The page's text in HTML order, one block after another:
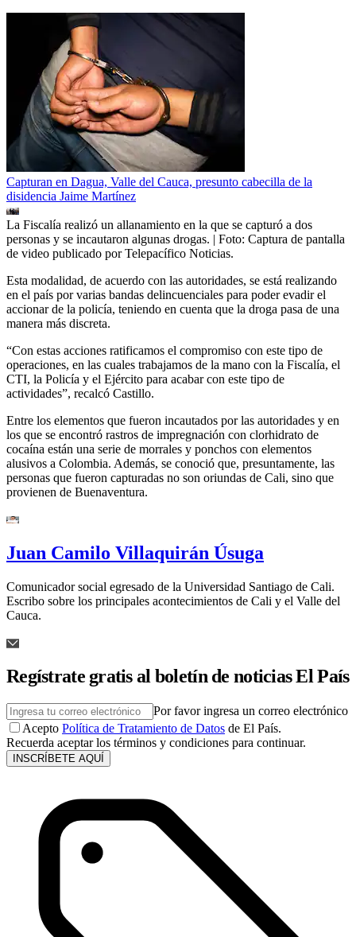
Capturan en Dagua, Valle del Cauca, presunto cabecilla de la
disidencia Jaime Martínez
La Fiscalía realizó un allanamiento en la que se capturó a dos
personas y se incautaron algunas drogas. | Foto: Captura de pantalla
de video publicado por Telepacífico Noticias.
Esta modalidad, de acuerdo con las autoridades, se está realizando
en el país por varias bandas delincuenciales para poder evadir el
accionar de la policía, teniendo en cuenta que la droga pasa de una
manera más discreta.
“Con estas acciones ratificamos el compromiso con este tipo de
operaciones, en las cuales trabajamos de la mano con la Fiscalía, el
CTI, la Policía y el Ejército para acabar con este tipo de
actividades”, recalcó Castillo.
Entre los elementos que fueron incautados por las autoridades y en
los que se encontró rastros de impregnación con clorhidrato de
cocaína están una serie de morrales y ponchos con elementos
alusivos a Colombia. Además, se conoció que, presuntamente, las
personas que fueron capturadas no son oriundas de Cali, sino que
provienen de Buenaventura.
Juan Camilo Villaquirán Úsuga
Comunicador social egresado de la Universidad Santiago de Cali.
Escribo sobre los principales acontecimientos de Cali y el Valle del
Cauca.
Regístrate gratis al boletín de noticias El País
Por favor ingresa un correo electrónico
Acepto Política de Tratamiento de Datos de El País.
Recuerda aceptar los términos y condiciones para continuar.
INSCRÍBETE AQUÍ